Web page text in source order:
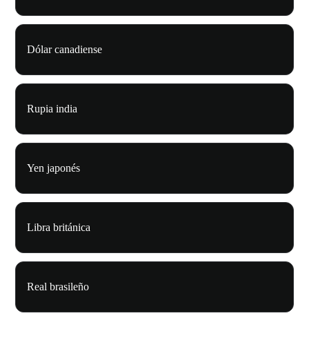
Dólar canadiense
Rupia india
Yen japonés
Libra británica
Real brasileño